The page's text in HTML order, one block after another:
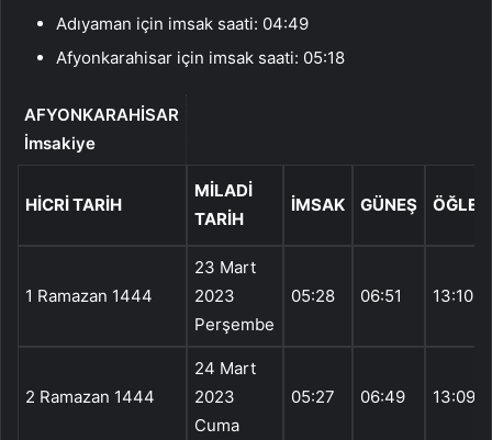
Adıyaman için imsak saati: 04:49
Afyonkarahisar için imsak saati: 05:18
AFYONKARAHİSAR
İmsakiye
HICRI TARIH
MILADI
TARIH
İMSAK GÜNEŞ ÖĞLE
1 Ramazan 1444
23 Mart
2023
Perşembe
05:28 06:51 13:10
2 Ramazan 1444
24 Mart
2023
Cuma
05:27 06:49 13:09